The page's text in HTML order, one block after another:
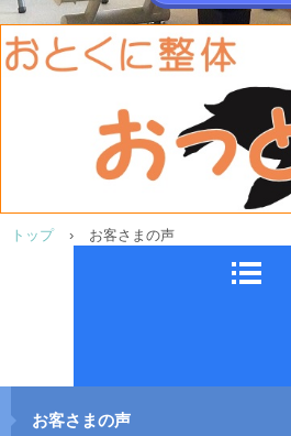
トップ › お客さまの声
お客さまの声